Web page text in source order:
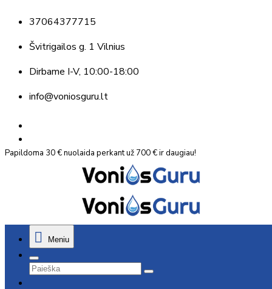
37064377715
Švitrigailos g. 1 Vilnius
Dirbame I-V, 10:00-18:00
info@voniosguru.lt
Papildoma 30 € nuolaida perkant už 700 € ir daugiau!
Meniu